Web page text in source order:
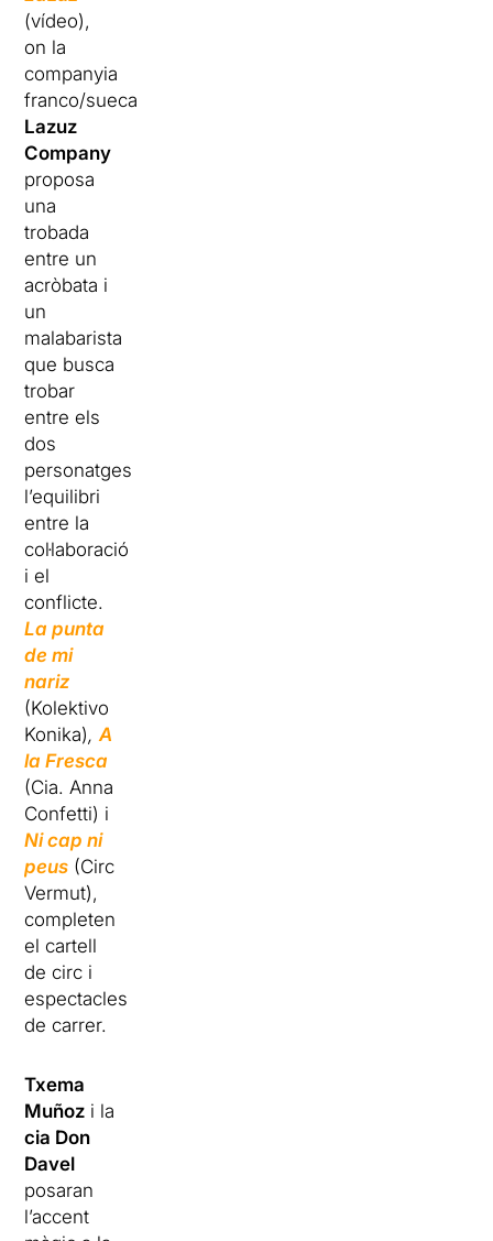
(vídeo),
on la
companyia
franco/sueca
Lazuz
Company
proposa
una
trobada
entre un
acròbata i
un
malabarista
que busca
trobar
entre els
dos
personatges
l’equilibri
entre la
col·laboració
i el
conflicte.
La punta
de mi
nariz
(Kolektivo
Konika),A
la Fresca
(Cia. Anna
Confetti) i
Ni cap ni
peus (Circ
Vermut),
completen
el cartell
de circ i
espectacles
de carrer.
Txema
Muñoz i la
cia Don
Davel
posaran
l’accent